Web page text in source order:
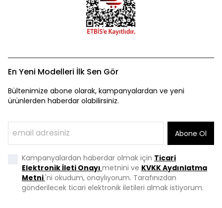
En Yeni Modelleri İlk Sen Gör
Bültenimize abone olarak, kampanyalardan ve yeni
ürünlerden haberdar olabilirsiniz.
Abone Ol
Kampanyalardan haberdar olmak için Ticari
Elektronik İleti Onayı metnini ve KVKK Aydınlatma
Metni'ni okudum, onaylıyorum. Tarafınızdan
gönderilecek ticari elektronik iletileri almak istiyorum.